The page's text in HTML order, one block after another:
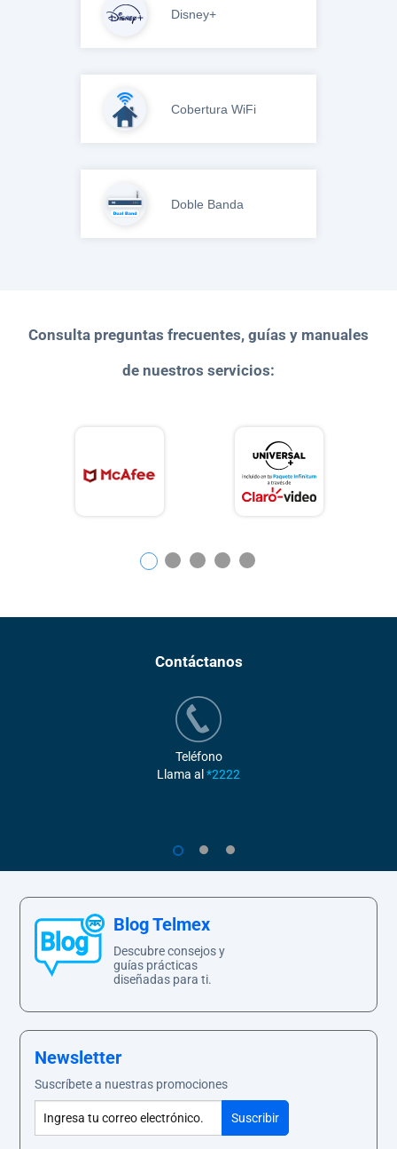
Disney+
Cobertura WiFi
Doble Banda
Consulta preguntas frecuentes, guías y manuales
de nuestros servicios:
1 2 3 4 5
Contáctanos
Teléfono
Llama al *2222
1
Blog Telmex
Descubre consejos y
guías prácticas
diseñadas para ti.
Newsletter
Suscríbete a nuestras promociones